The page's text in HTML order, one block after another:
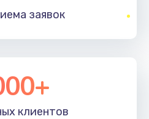
заявок
клиентов